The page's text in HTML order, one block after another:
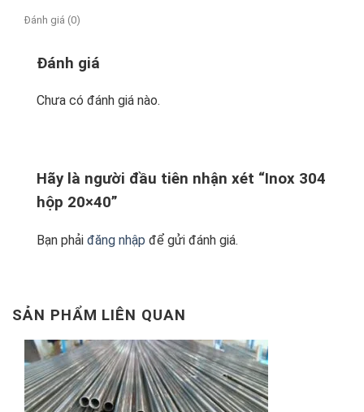
Đánh giá (0)
Đánh giá
Chưa có đánh giá nào.
Hãy là người đầu tiên nhận xét “Inox 304
hộp 20×40”
Bạn phải đăng nhập để gửi đánh giá.
SẢN PHẨM LIÊN QUAN